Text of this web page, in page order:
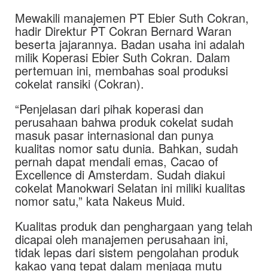
Mewakili manajemen PT Ebier Suth Cokran,
hadir Direktur PT Cokran Bernard Waran
beserta jajarannya. Badan usaha ini adalah
milik Koperasi Ebier Suth Cokran. Dalam
pertemuan ini, membahas soal produksi
cokelat ransiki (Cokran).
“Penjelasan dari pihak koperasi dan
perusahaan bahwa produk cokelat sudah
masuk pasar internasional dan punya
kualitas nomor satu dunia. Bahkan, sudah
pernah dapat mendali emas, Cacao of
Excellence di Amsterdam. Sudah diakui
cokelat Manokwari Selatan ini miliki kualitas
nomor satu,” kata Nakeus Muid.
Kualitas produk dan penghargaan yang telah
dicapai oleh manajemen perusahaan ini,
tidak lepas dari sistem pengolahan produk
kakao yang tepat dalam menjaga mutu